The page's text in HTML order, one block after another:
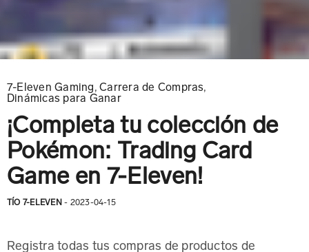
7-Eleven Gaming ,Carrera de Compras
Dinámicas para Ganar
¡Completa tu colección de
Pokémon: Trading Card
Game en 7-Eleven!
TÍO 7-ELEVEN- 2023-04-15
Registra todas tus compras de productos de